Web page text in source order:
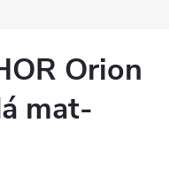
Orion
mat-